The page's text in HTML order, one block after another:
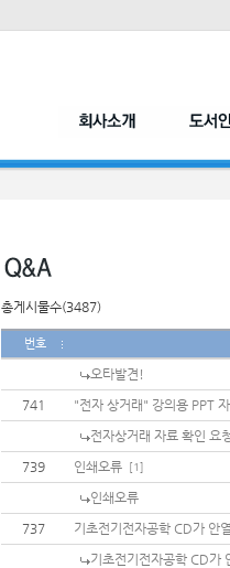
총게시물수(3487)
번호
오타발견!
741
"전자 상거래" 강의용 PPT
전자상거래 자료 확인 요
739
인쇄오류 [1]
인쇄오류
737
기초전기전자공학 CD가 안
기초전기전자공학 CD가